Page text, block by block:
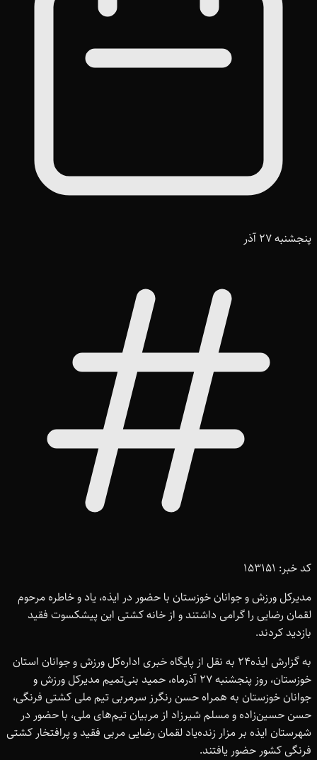
پنجشنبه 27 آذر
کد خبر: 153151
مدیرکل ورزش و جوانان خوزستان با حضور در ایذه، یاد و خاطره مرحوم
لقمان رضایی را گرامی داشتند و از خانه کشتی این پیشکسوت فقید
بازدید کردند.
به گزارش ایذه‌24 به نقل از پایگاه خبری اداره‌کل ورزش و جوانان استان
خوزستان، روز پنجشنبه 27 آذرماه، حمید بنی‌تمیم مدیرکل ورزش و
جوانان خوزستان به همراه حسن رنگرز سرمربی تیم ملی کشتی فرنگی،
حسن حسین‌زاده و مسلم شیرزاد از مربیان تیم‌های ملی، با حضور در
شهرستان ایذه بر مزار زنده‌یاد لقمان رضایی مربی فقید و پرافتخار کشتی
فرنگی کشور حضور یافتند.